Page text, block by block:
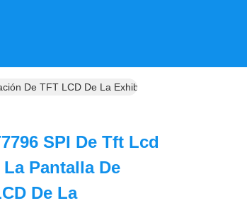
De TFT LCD De La Exhibición
SPI De Tft Lcd
Pantalla De
De La